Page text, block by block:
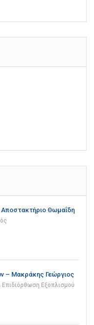
Αποστακτήριο Θωμαΐδη
– Μακράκης Γεώργιος
Επιδιόρθωση Εξοπλισμού